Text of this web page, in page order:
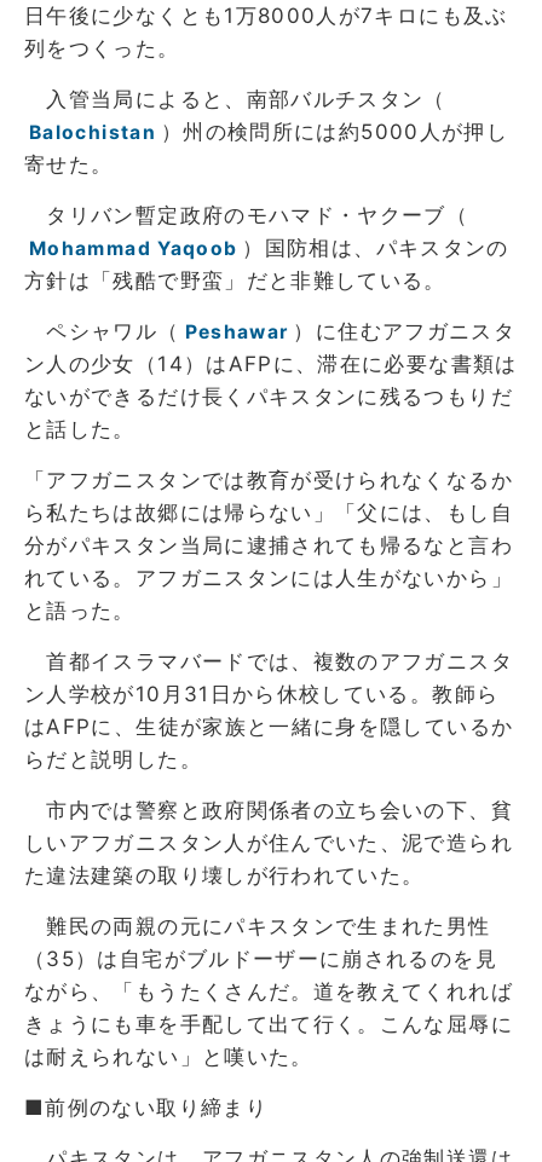
日午後に少なくとも1万8000人が7キロにも及ぶ
列をつくった。
入管当局によると、南部バルチスタン（
Balochistan ）州の検問所には約5000人が押し
寄せた。
タリバン暫定政府のモハマド・ヤクーブ（
Mohammad Yaqoob ）国防相は、パキスタンの
方針は「残酷で野蛮」だと非難している。
ペシャワル（ Peshawar ）に住むアフガニスタ
ン人の少女（14）はAFPに、滞在に必要な書類は
ないができるだけ長くパキスタンに残るつもりだ
と話した。
「アフガニスタンでは教育が受けられなくなるか
ら私たちは故郷には帰らない」「父には、もし自
分がパキスタン当局に逮捕されても帰るなと言わ
れている。アフガニスタンには人生がないから」
と語った。
首都イスラマバードでは、複数のアフガニスタ
ン人学校が10月31日から休校している。教師ら
はAFPに、生徒が家族と一緒に身を隠しているか
らだと説明した。
市内では警察と政府関係者の立ち会いの下、貧
しいアフガニスタン人が住んでいた、泥で造られ
た違法建築の取り壊しが行われていた。
難民の両親の元にパキスタンで生まれた男性
（35）は自宅がブルドーザーに崩されるのを見
ながら、「もうたくさんだ。道を教えてくれれば
きょうにも車を手配して出て行く。こんな屈辱に
は耐えられない」と嘆いた。
■前例のない取り締まり